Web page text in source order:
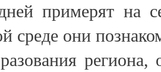
примерят на
среде они
региона,